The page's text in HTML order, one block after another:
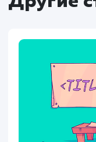
сайта.
:
путаницы.
Часто